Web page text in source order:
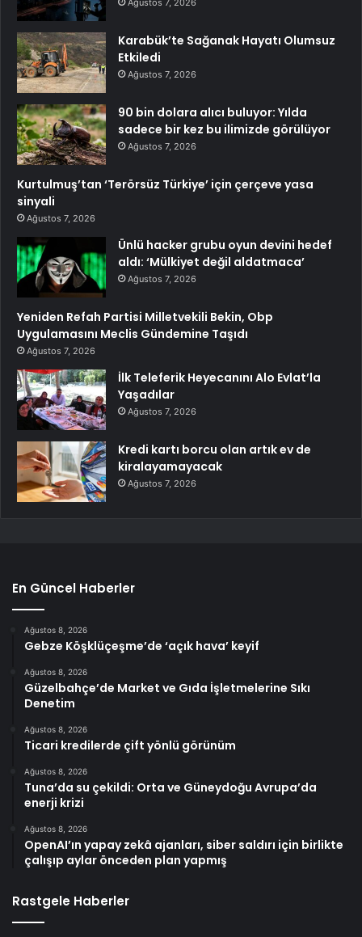
Ağustos 7, 2026
Karabük’te Sağanak Hayatı Olumsuz
Etkiledi
Ağustos 7, 2026
90 bin dolara alıcı buluyor: Yılda
sadece bir kez bu ilimizde görülüyor
Ağustos 7, 2026
Kurtulmuş’tan ‘Terörsüz Türkiye’ için çerçeve yasa
sinyali
Ağustos 7, 2026
Ünlü hacker grubu oyun devini hedef
aldı: ‘Mülkiyet değil aldatmaca’
Ağustos 7, 2026
Yeniden Refah Partisi Milletvekili Bekin, Obp
Uygulamasını Meclis Gündemine Taşıdı
Ağustos 7, 2026
İlk Teleferik Heyecanını Alo Evlat’la
Yaşadılar
Ağustos 7, 2026
Kredi kartı borcu olan artık ev de
kiralayamayacak
Ağustos 7, 2026
En Güncel Haberler
Ağustos 8, 2026
Gebze Köşklüçeşme’de ‘açık hava’ keyif
Ağustos 8, 2026
Güzelbahçe’de Market ve Gıda İşletmelerine Sıkı
Denetim
Ağustos 8, 2026
Ticari kredilerde çift yönlü görünüm
Ağustos 8, 2026
Tuna’da su çekildi: Orta ve Güneydoğu Avrupa’da
enerji krizi
Ağustos 8, 2026
OpenAI’ın yapay zekâ ajanları, siber saldırı için birlikte
çalışıp aylar önceden plan yapmış
Rastgele Haberler